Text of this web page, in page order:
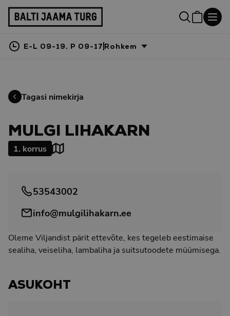
E-L 09-19, P 09-17 Rohkem
Tagasi nimekirja
MULGI LIHAKARN
1. korrus
53543002
info@mulgilihakarn.ee
Oleme Viljandist pärit ettevõte, kes tegeleb eestimaise
sealiha, veiseliha, lambaliha ja suitsutoodete müümisega.
ASUKOHT